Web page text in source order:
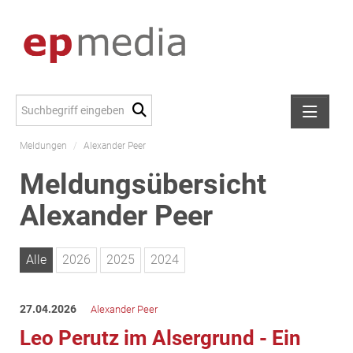
Meldungen
Alexander Peer
amb Development
AURE Immobilien
City Park Vienna
CTP Österreich
Meldungen / Alexander Peer
Meldungsübersicht
Alexander Peer
Alle 2026 2025 2024
27.04.2026 Alexander Peer
Leo Perutz im Alsergrund - Ein